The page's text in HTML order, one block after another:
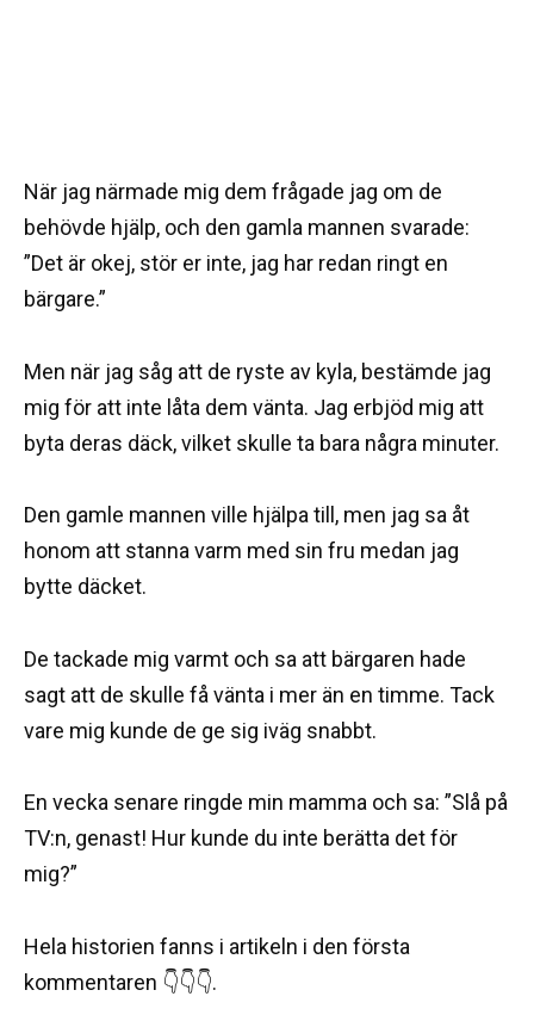
När jag närmade mig dem frågade jag om de
behövde hjälp, och den gamla mannen svarade:
”Det är okej, stör er inte, jag har redan ringt en
bärgare.”
Men när jag såg att de ryste av kyla, bestämde jag
mig för att inte låta dem vänta. Jag erbjöd mig att
byta deras däck, vilket skulle ta bara några minuter.
Den gamle mannen ville hjälpa till, men jag sa åt
honom att stanna varm med sin fru medan jag
bytte däcket.
De tackade mig varmt och sa att bärgaren hade
sagt att de skulle få vänta i mer än en timme. Tack
vare mig kunde de ge sig iväg snabbt.
En vecka senare ringde min mamma och sa: ”Slå på
TV:n, genast! Hur kunde du inte berätta det för
mig?”
Hela historien fanns i artikeln i den första
kommentaren 👇👇👇.